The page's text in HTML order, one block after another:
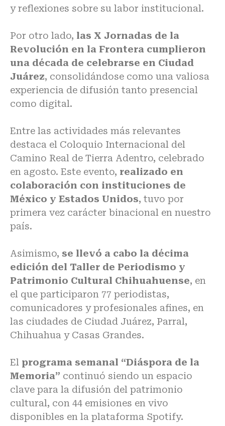
y reflexiones sobre su labor institucional.
Por otro lado, las X Jornadas de la
Revolución en la Frontera cumplieron
una década de celebrarse en Ciudad
Juárez, consolidándose como una valiosa
experiencia de difusión tanto presencial
como digital.
Entre las actividades más relevantes
destaca el Coloquio Internacional del
Camino Real de Tierra Adentro, celebrado
en agosto. Este evento, realizado en
colaboración con instituciones de
México y Estados Unidos, tuvo por
primera vez carácter binacional en nuestro
país.
Asimismo, se llevó a cabo la décima
edición del Taller de Periodismo y
Patrimonio Cultural Chihuahuense, en
el que participaron 77 periodistas,
comunicadores y profesionales afines, en
las ciudades de Ciudad Juárez, Parral,
Chihuahua y Casas Grandes.
El programa semanal “Diáspora de la
Memoria” continuó siendo un espacio
clave para la difusión del patrimonio
cultural, con 44 emisiones en vivo
disponibles en la plataforma Spotify.